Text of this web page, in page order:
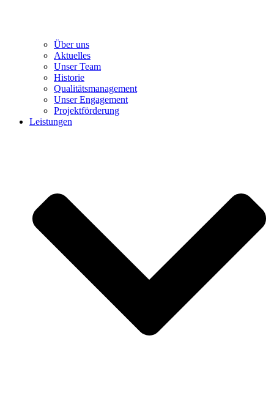
Über uns
Aktuelles
Unser Team
Historie
Qualitätsmanagement
Unser Engagement
Projektförderung
Leistungen